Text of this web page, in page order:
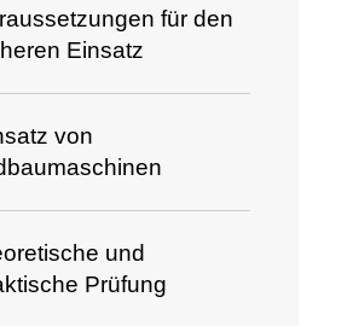
für den
Einsatz
von
und
Prüfung